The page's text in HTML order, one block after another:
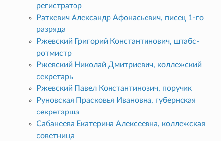
регистратор
Раткевич Александр Афонасьевич, писец 1-го
разряда
Ржевский Григорий Константинович, штабс-
ротмистр
Ржевский Николай Дмитриевич, коллежский
секретарь
Ржевский Павел Константинович, поручик
Руновская Прасковья Ивановна, губернская
секретарша
Сабанеева Екатерина Алексеевна, коллежская
советница